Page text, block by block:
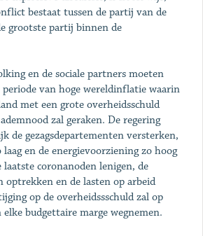
bestaat tussen de partij van de
grootste partij binnen de
en de sociale partners moeten
van hoge wereldinflatie waarin
met een grote overheidsschuld
zal geraken. De regering
de gezagsdepartementen versterken,
en de energievoorziening zo hoog
coronanoden lenigen, de
optrekken en de lasten op arbeid
op de overheidssschuld zal op
budgettaire marge wegnemen.